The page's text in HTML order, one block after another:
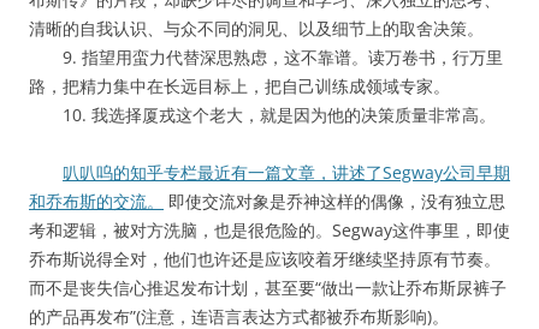
清晰的自我认识、与众不同的洞见、以及细节上的取舍决策。
9. 指望用蛮力代替深思熟虑，这不靠谱。读万卷书，行万里
路，把精力集中在长远目标上，把自己训练成领域专家。
10. 我选择厦戎这个老大，就是因为他的决策质量非常高。
叭叭呜的知乎专栏最近有一篇文章，讲述了Segway公司早期
和乔布斯的交流。
即使交流对象是乔神这样的偶像，没有独立思
考和逻辑，被对方洗脑，也是很危险的。Segway这件事里，即使
乔布斯说得全对，他们也许还是应该咬着牙继续坚持原有节奏。
而不是丧失信心推迟发布计划，甚至要“做出一款让乔布斯尿裤子
的产品再发布”(注意，连语言表达方式都被乔布斯影响)。